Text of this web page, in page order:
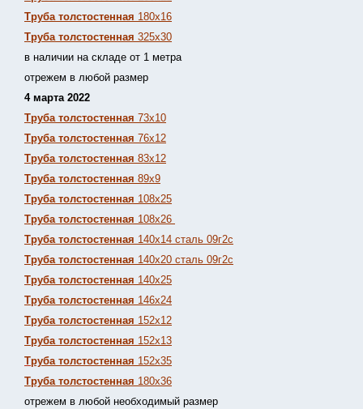
Труба толстостенная 180х16
Труба толстостенная 325х30
в наличии на складе от 1 метра
отрежем в любой размер
4 марта 2022
Труба толстостенная 73х10
Труба толстостенная 76х12
Труба толстостенная 83х12
Труба толстостенная 89х9
Труба толстостенная 108х25
Труба толстостенная 108х26
Труба толстостенная 140х14 сталь 09г2с
Труба толстостенная 140х20 сталь 09г2с
Труба толстостенная 140х25
Труба толстостенная 146х24
Труба толстостенная 152х12
Труба толстостенная 152х13
Труба толстостенная 152х35
Труба толстостенная 180х36
отрежем в любой необходимый размер